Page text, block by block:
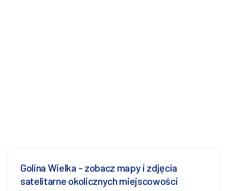
Golina Wielka - zobacz mapy i zdjęcia
satelitarne okolicznych miejscowości